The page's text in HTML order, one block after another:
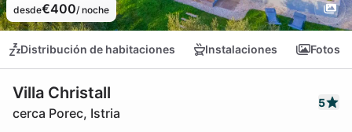
desde€400/ noche
Distribución de habitaciones Instalaciones Fotos
Villa Christall
cerca Porec, Istria
5